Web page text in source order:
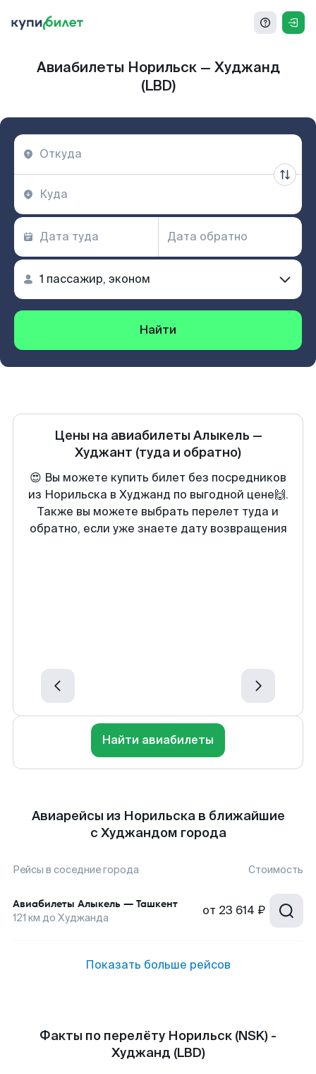
Авиабилеты Норильск — Худжанд
(LBD)
Найти
Цены на авиабилеты Алыкель —
Худжант (туда и обратно)
😍 Вы можете купить билет без посредников
из Норильска в Худжанд по выгодной цене🙌.
Также вы можете выбрать перелет туда и
обратно, если уже знаете дату возвращения
Найти авиабилеты
Авиарейсы из Норильска в ближайшие
с Худжандом города
Рейсы в соседние города Стоимость
Авиабилеты Алыкель — Ташкент
121 км до Худжанда от 23 614 ₽
Показать больше рейсов
Факты по перелёту Норильск (NSK) -
Худжанд (LBD)